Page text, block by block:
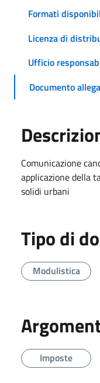
Formati
Licenza di
Ufficio
Documento
Comunicazione
applicazione della
solidi urbani
Tipo di
Modulistica
Imposte